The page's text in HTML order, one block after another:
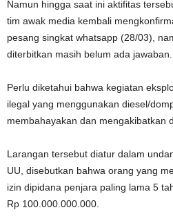
Namun hingga saat ini aktifitas
tim awak media kembali
pesang singkat whatsapp (28/03),
diterbitkan masih belum ada jawaban.
Perlu diketahui bahwa kegiatan
ilegal yang menggunakan diesel/
membahayakan dan mengakibatkan
Larangan tersebut diatur dalam
UU, disebutkan bahwa orang yang
izin dipidana penjara paling lama 5
Rp 100.000.000.000.